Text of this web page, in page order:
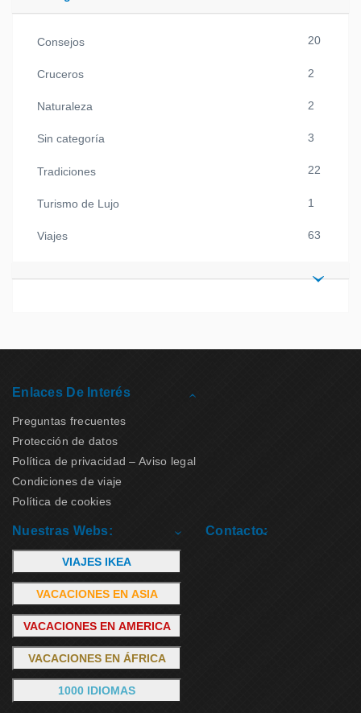
Consejos 20
Cruceros 2
Naturaleza 2
Sin categoría 3
Tradiciones 22
Turismo de Lujo 1
Viajes 63
Enlaces De Interés
Preguntas frecuentes
Protección de datos
Política de privacidad – Aviso legal
Condiciones de viaje
Política de cookies
Nuestras Webs:
VIAJES IKEA
VACACIONES EN ASIA
VACACIONES EN AMERICA
VACACIONES EN ÁFRICA
1000 IDIOMAS
Contacto: